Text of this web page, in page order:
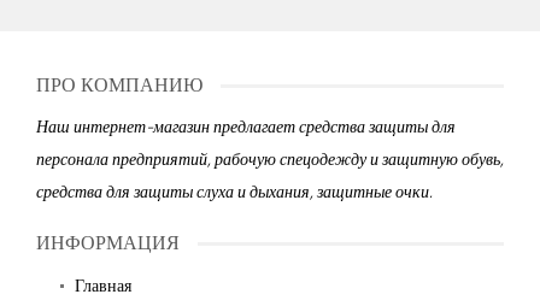
ПРО КОМПАНИЮ
Наш интернет-магазин предлагает средства защиты для
персонала предприятий, рабочую спецодежду и защитную обувь,
средства для защиты слуха и дыхания, защитные очки.
ИНФОРМАЦИЯ
Главная